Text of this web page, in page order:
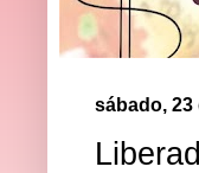
sábado, 23